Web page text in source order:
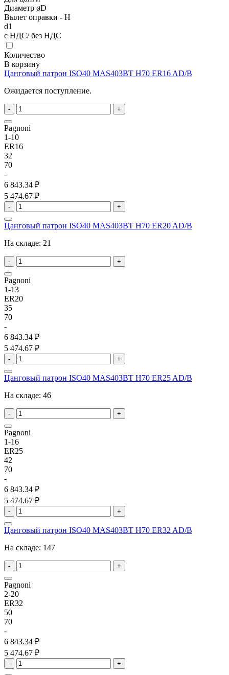
Диаметр øD
Вылет оправки - H
d1
с НДС/ без НДС
Количество
В корзину
Цанговый патрон ISO40 MAS403BT H70 ER16 AD/B
Ожидается поступление.
- +
Pagnoni
1-10
ER16
32
70
-
6 843.34 ₽
5 474.67 ₽
- +
Цанговый патрон ISO40 MAS403BT H70 ER20 AD/B
На складе: 21
- +
Pagnoni
1-13
ER20
35
70
-
6 843.34 ₽
5 474.67 ₽
- +
Цанговый патрон ISO40 MAS403BT H70 ER25 AD/B
На складе: 46
- +
Pagnoni
1-16
ER25
42
70
-
6 843.34 ₽
5 474.67 ₽
- +
Цанговый патрон ISO40 MAS403BT H70 ER32 AD/B
На складе: 147
- +
Pagnoni
2-20
ER32
50
70
-
6 843.34 ₽
5 474.67 ₽
- +